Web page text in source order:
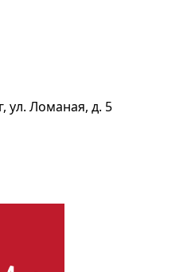
ул. Ломаная, д. 5